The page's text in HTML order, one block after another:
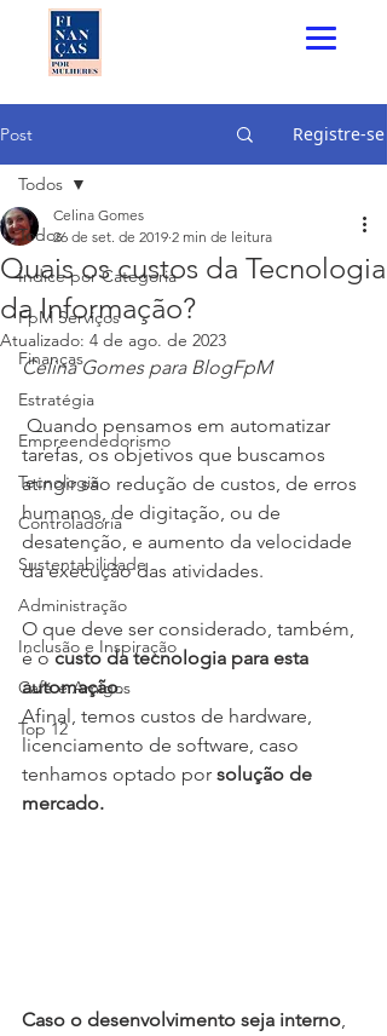
Post Registre-se
Todos
Índice por Categoria
FpM Serviços
Finanças
Estratégia
Empreendedorismo
Tecnologia
Controladoria
Sustentabilidade
Administração
Inclusão e Inspiração
Café e Amigos
Top 12
Todos
Quais os custos da Tecnologia
da Informação?
Celina Gomes
26 de set. de 2019 2 min de leitura
Atualizado: 4 de ago. de 2023
Celina Gomes para BlogFpM
tarefas, os objetivos que buscamos
atingir são redução de custos, de erros
humanos, de digitação, ou de
desatenção, e aumento da velocidade
da execução das atividades.
O que deve ser considerado, também,
é o custo da tecnologia para esta
automação.
Afinal, temos custos de hardware,
licenciamento de software, caso
tenhamos optado por solução de
mercado.
Caso o desenvolvimento seja interno,